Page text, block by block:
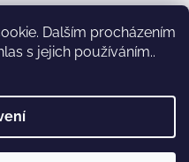
Dalším procházením
s jejich používáním..